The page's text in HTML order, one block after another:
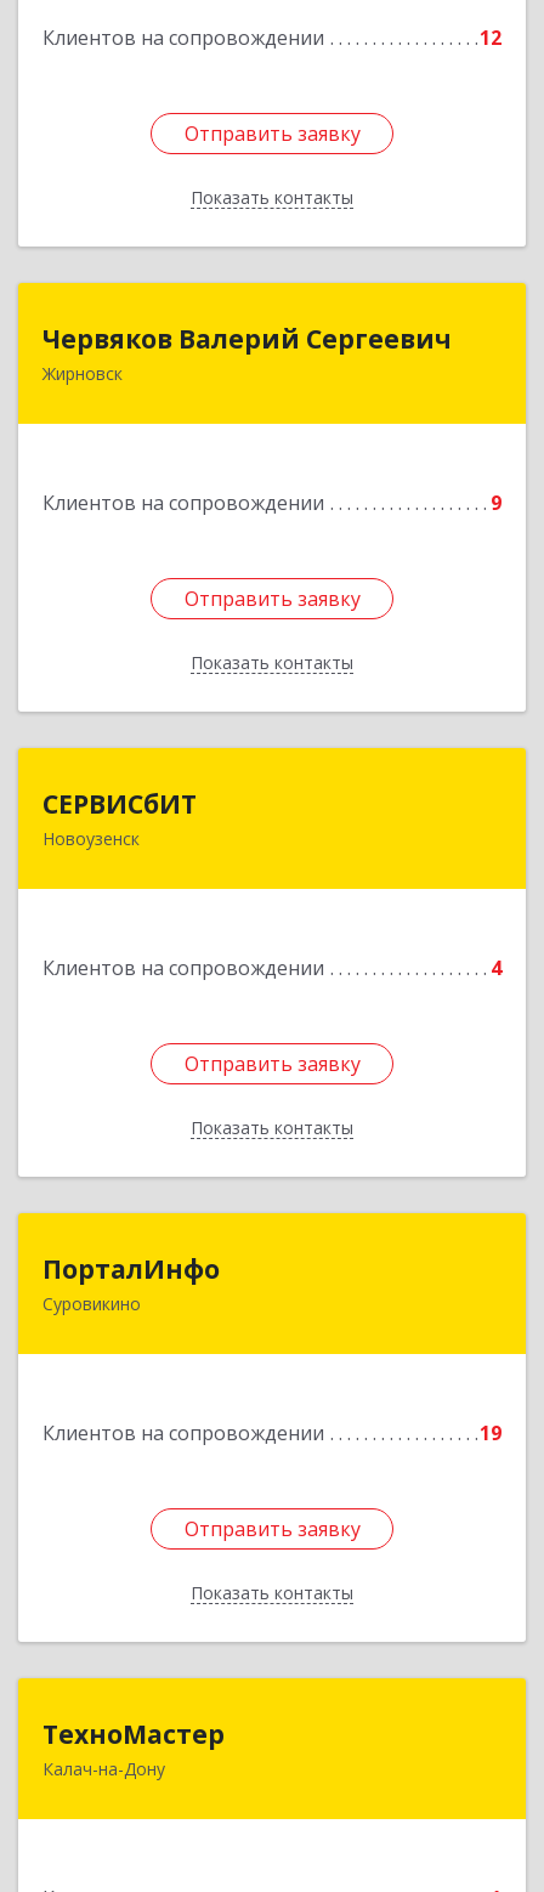
Клиентов на сопровождении 12
Отправить заявку
Показать контакты
Подробнее
Отправить заявку
Назад
Червяков Валерий Сергеевич
Жирновск
Клиентов на сопровождении 9
Отправить заявку
Показать контакты
Червяков Валерий Сергеевич
Подробнее
Отправить заявку
Назад
СЕРВИСбИТ
Новоузенск
Клиентов на сопровождении 4
Отправить заявку
Показать контакты
413 360, Саратовская обл, Новоузенский р-н,
Отправить заявку
Назад
ПорталИнфо
Суровикино
Клиентов на сопровождении 19
Отправить заявку
Показать контакты
404414, г.Суровкино Волгоградской обл. ул. 1-й
Отправить заявку
Назад
ТехноМастер
Калач-на-Дону
404503, Волгоградская обл, Калач-на-Дону г,